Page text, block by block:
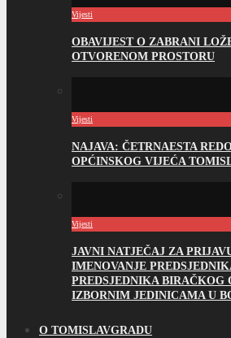
Vijesti
OBAVIJEST O ZABRANI
OTVORENOM PROSTORU
Vijesti
NAJAVA: ČETRNAESTA
OPĆINSKOG VIJEĆA
Vijesti
JAVNI NATJEČAJ ZA
IMENOVANJE
PREDSJEDNIKA BIRAČKOG
IZBORNIM JEDINICAMA U
O TOMISLAVGRADU